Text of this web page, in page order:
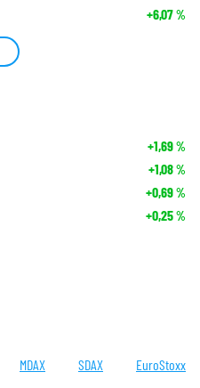
+6,07%
+1,69%
+1,08%
+0,69%
+0,25%
MDAX SDAX EuroStoxx